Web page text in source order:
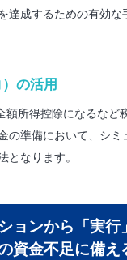
達成するための有効な
の活用
額所得控除になるなど
の準備において、シミ
となります。
ョンから「実行
資金不足に備え